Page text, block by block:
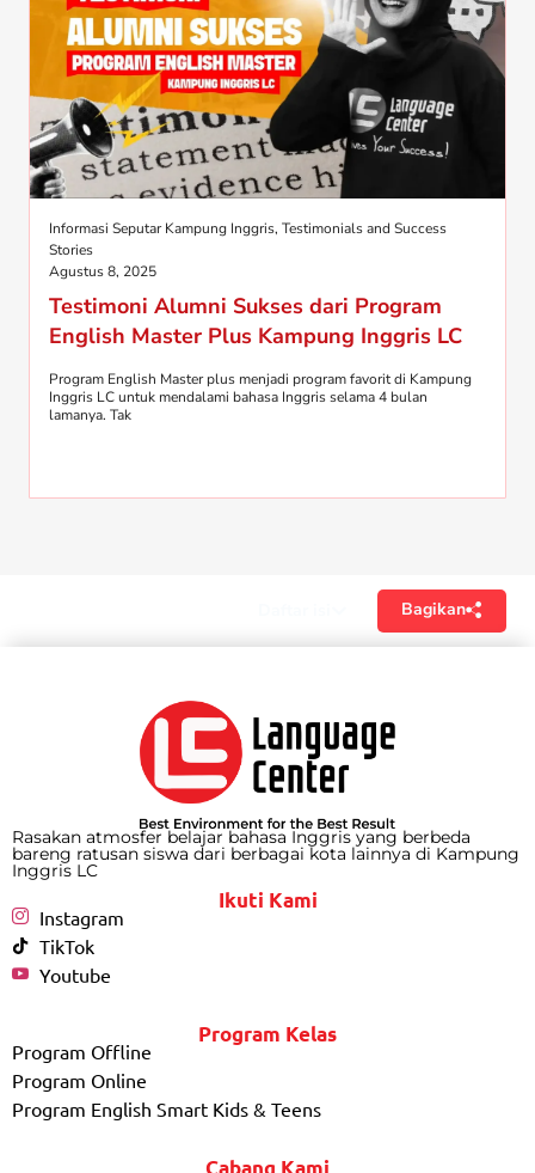
Informasi Seputar Kampung Inggris, Testimonials and Success
Stories
Agustus 8, 2025
Testimoni Alumni Sukses dari Program
English Master Plus Kampung Inggris LC
Program English Master plus menjadi program favorit di Kampung
Inggris LC untuk mendalami bahasa Inggris selama 4 bulan
lamanya. Tak
Bagikan
Rasakan atmosfer belajar bahasa Inggris yang berbeda
bareng ratusan siswa dari berbagai kota lainnya di Kampung
Inggris LC
Ikuti Kami
Instagram
TikTok
Youtube
Program Kelas
Program Offline
Program Online
Program English Smart Kids & Teens
Cabang Kami